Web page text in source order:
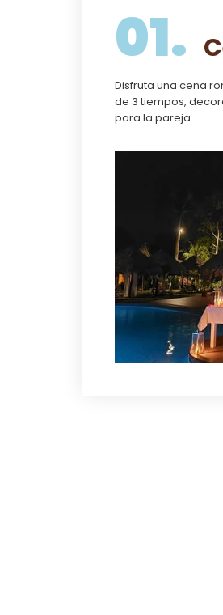
01.
Disfruta una cena
de 3 tiempos,
para la pareja.